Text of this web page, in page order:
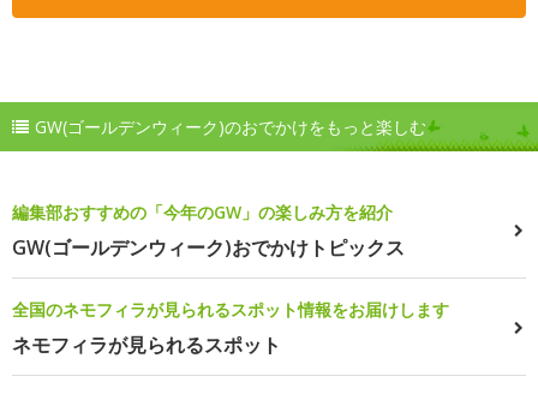
GW(ゴールデンウィーク)のおでかけをもっと楽しむ
編集部おすすめの「今年のGW」の楽しみ方を紹介
GW(ゴールデンウィーク)おでかけトピックス
全国のネモフィラが見られるスポット情報をお届けします
ネモフィラが見られるスポット